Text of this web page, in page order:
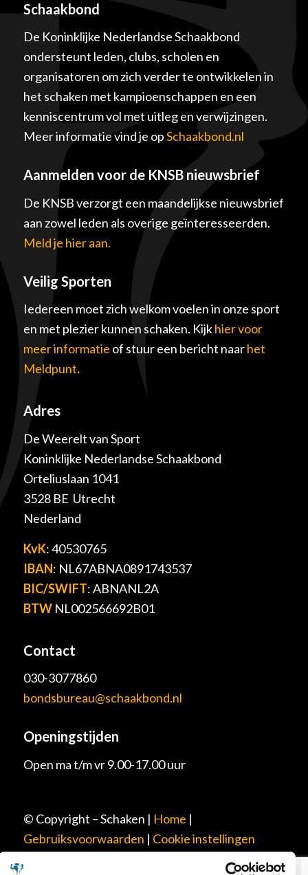
Schaakbond
De Koninklijke Nederlandse Schaakbond
ondersteunt leden, clubs, scholen en
organisatoren om zich verder te ontwikkelen in
het schaken met kampioenschappen en een
kenniscentrum vol met uitleg en verwijzingen.
Meer informatie vind je opSchaakbond.nl
Aanmelden voor de KNSB nieuwsbrief
De KNSB verzorgt een maandelijkse nieuwsbrief
aan zowel leden als overige geïnteresseerden.
Meld je hier aan.
Veilig Sporten
Iedereen moet zich welkom voelen in onze sport
en met plezier kunnen schaken. Kijkhier voor
meer informatie of stuur een bericht naarhet
Meldpunt.
Adres
De Weerelt van Sport
Koninklijke Nederlandse Schaakbond
Orteliuslaan 1041
3528 BE Utrecht
Nederland
KvK: 40530765
IBAN: NL67ABNA0891743537
BIC/SWIFT: ABNANL2A
BTWNL002566692B01
Contact
030-3077860
bondsbureau@schaakbond.nl
Openingstijden
Open ma t/m vr 9.00-17.00 uur
© Copyright – Schaken | Home |
Gebruiksvoorwaarden | Cookie instellingen